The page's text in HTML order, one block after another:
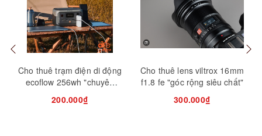
Cho thuê trạm điện di động
ecoflow 256wh "chuyên
cho ngoại cảnh"
200.000₫
Cho thuê lens viltrox 16mm
f1.8 fe "góc rộng siêu chất"
300.000₫
Mua hàng